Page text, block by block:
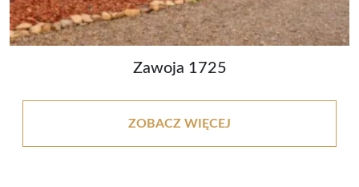
Zawoja 1725
ZOBACZ WIĘCEJ